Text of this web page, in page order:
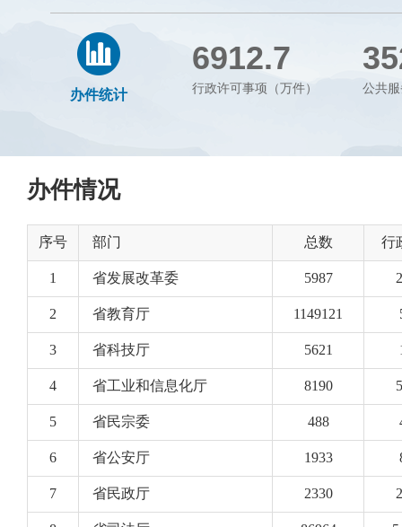
办件统计
6912.7
行政许可事项（万件） 公共
办件情况